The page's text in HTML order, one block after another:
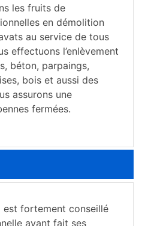
les fruits de
en démolition
au service de tous
effectuons l’enlèvement
béton, parpaings,
bois et aussi des
assurons une
fermées.
est fortement conseillé
ayant fait ses